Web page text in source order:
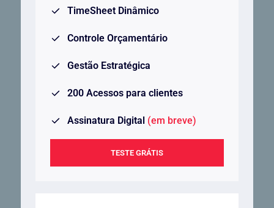
TimeSheet Dinâmico
Controle Orçamentário
Gestão Estratégica
200 Acessos para clientes
Assinatura Digital (em breve)
TESTE GRÁTIS